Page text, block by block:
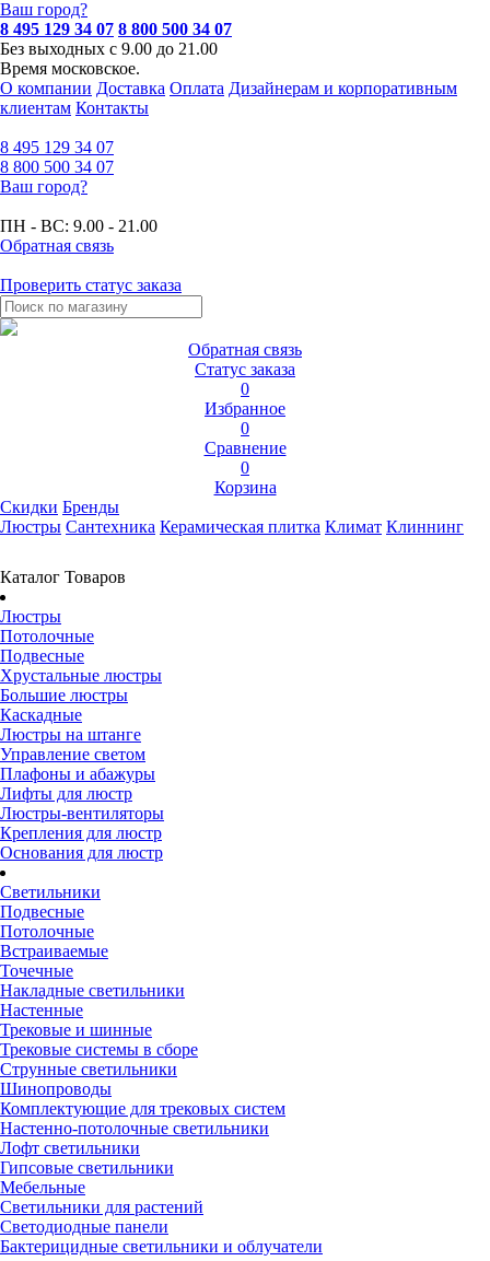
Ваш город?
8 495 129 34 07 8 800 500 34 07
Без выходных с 9.00 до 21.00
Время московское.
О компании Доставка Оплата Дизайнерам и корпоративным
клиентам Контакты
8 495 129 34 07
8 800 500 34 07
Ваш город?
ПН - ВС: 9.00 - 21.00
Обратная связь
Проверить статус заказа
Обратная связь
Статус заказа
0
Избранное
0
Сравнение
0
Корзина
Скидки Бренды
Люстры Сантехника Керамическая плитка Климат Клиннинг
Каталог Товаров
Люстры
Потолочные
Подвесные
Хрустальные люстры
Большие люстры
Каскадные
Люстры на штанге
Управление светом
Плафоны и абажуры
Лифты для люстр
Люстры-вентиляторы
Крепления для люстр
Основания для люстр
Светильники
Подвесные
Потолочные
Встраиваемые
Точечные
Накладные светильники
Настенные
Трековые и шинные
Трековые системы в сборе
Струнные светильники
Шинопроводы
Комплектующие для трековых систем
Настенно-потолочные светильники
Лофт светильники
Гипсовые светильники
Мебельные
Светильники для растений
Светодиодные панели
Бактерицидные светильники и облучатели